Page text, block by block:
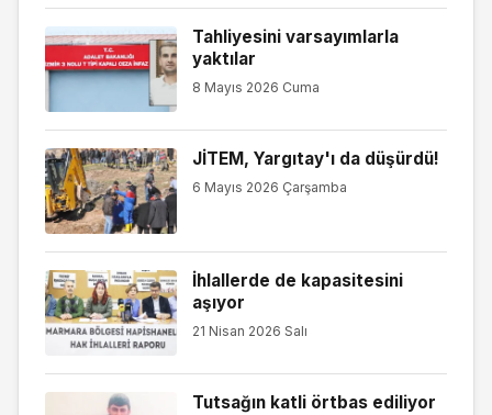
Tahliyesini varsayımlarla
yaktılar
8 Mayıs 2026 Cuma
JİTEM, Yargıtay'ı da düşürdü!
6 Mayıs 2026 Çarşamba
İhlallerde de kapasitesini
aşıyor
21 Nisan 2026 Salı
Tutsağın katli örtbas ediliyor